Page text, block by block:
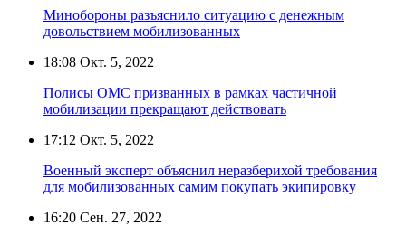
Минобороны разъяснило ситуацию с денежным
довольствием мобилизованных
18:08 Окт. 5, 2022
Полисы ОМС призванных в рамках частичной
мобилизации прекращают действовать
17:12 Окт. 5, 2022
Военный эксперт объяснил неразберихой требования
для мобилизованных самим покупать экипировку
16:20 Сен. 27, 2022